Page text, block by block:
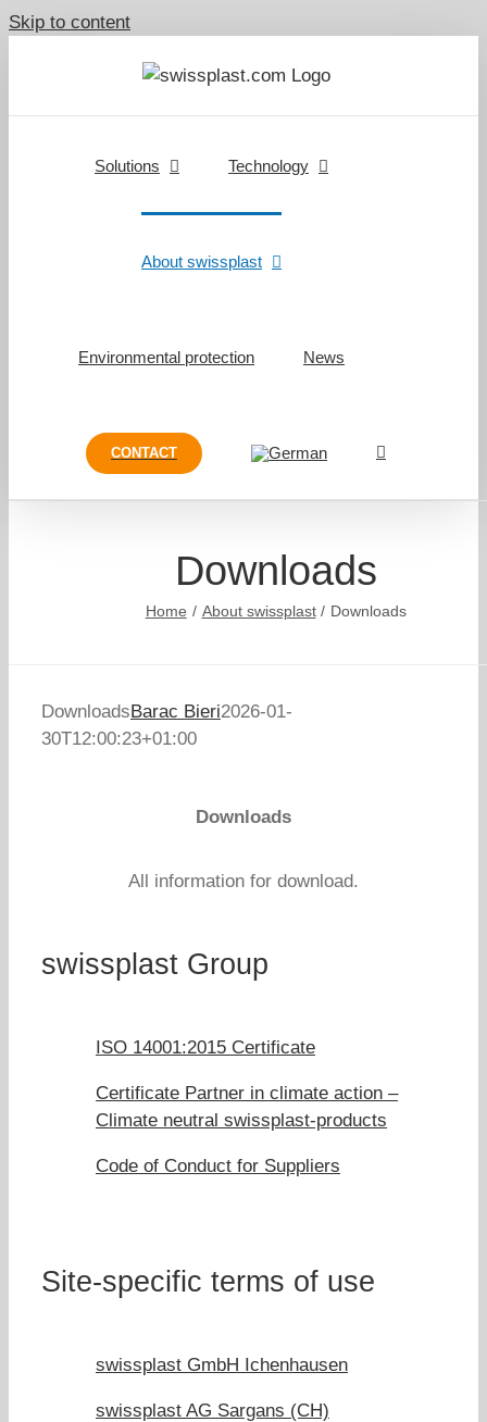
Skip to content
Solutions Technology
About swissplast
Environmental protection News
CONTACT
Downloads
Home About swissplast Downloads
DownloadsBarac Bieri2026-01-
30T12:00:23+01:00
Downloads
All information for download.
swissplast Group
ISO 14001:2015 Certificate
Certificate Partner in climate action –
Climate neutral swissplast-products
Code of Conduct for Suppliers
Site-specific terms of use
swissplast GmbH Ichenhausen
swissplast AG Sargans (CH)